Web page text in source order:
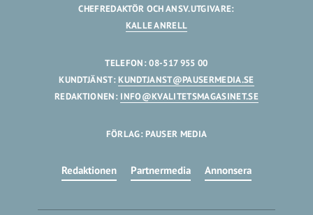
CHEFREDAKTÖR OCH ANSV.UTGIVARE:
KALLE ANRELL
TELEFON: 08-517 955 00
KUNDTJÄNST:KUNDTJANST@PAUSERMEDIA.SE
REDAKTIONEN: INFO@KVALITETSMAGASINET.SE
FÖRLAG: PAUSER MEDIA
Redaktionen Partnermedia Annonsera